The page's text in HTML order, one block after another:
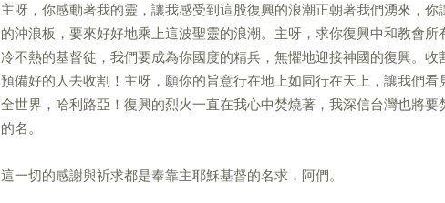
主呀，你感動著我的靈，讓我感受到這股復興的浪潮正朝著我們湧來，
的沖浪板，要來好好地乘上這波聖靈的浪潮。主呀，求你復興中和教會
冷不熱的基督徒，我們要成為你國度的精兵，無懼地迎接神國的復興。
預備好的人去收割！主呀，願你的旨意行在地上如同行在天上，讓我們看
全世界，哈利路亞！復興的烈火一直在我心中焚燒著，我深信台灣也將
的名。
這一切的感謝與祈求都是奉靠主耶穌基督的名求，阿們。